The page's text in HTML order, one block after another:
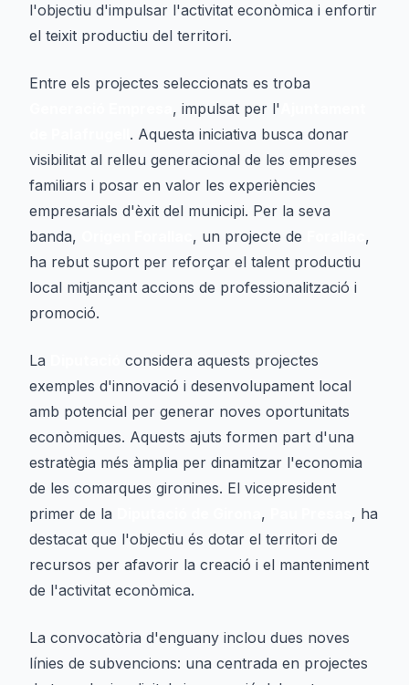
l'objectiu d'impulsar l'activitat econòmica i enfortir
el teixit productiu del territori.
Entre els projectes seleccionats es troba
, impulsat per l'
. Aquesta iniciativa busca donar
visibilitat al relleu generacional de les empreses
familiars i posar en valor les experiències
empresarials d'èxit del municipi. Per la seva
banda,
, un projecte de
,
ha rebut suport per reforçar el talent productiu
local mitjançant accions de professionalització i
promoció.
La
considera aquests projectes
exemples d'innovació i desenvolupament local
amb potencial per generar noves oportunitats
econòmiques. Aquests ajuts formen part d'una
estratègia més àmplia per dinamitzar l'economia
de les comarques gironines. El vicepresident
primer de la
,
, ha
destacat que l'objectiu és dotar el territori de
recursos per afavorir la creació i el manteniment
de l'activitat econòmica.
La convocatòria d'enguany inclou dues noves
línies de subvencions: una centrada en projectes